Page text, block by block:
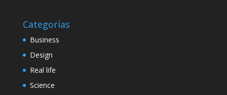
Categorías
Business
Design
Real life
Science